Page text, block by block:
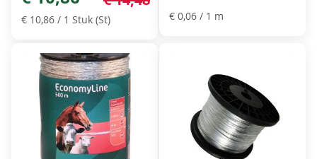
€ 10,86 / 1 Stuk (St) € 0,06 / 1 m